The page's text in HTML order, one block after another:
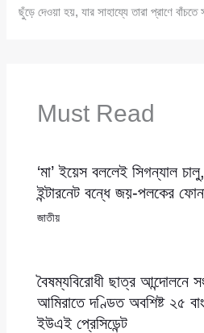
ছুঁড়ে দেওয়া হয়, যার সাহায্যে তারা প্রাণে
Must Read
‘মা’ ইয়েস বললেই সিগন্যাল
ইন্টারনেট বন্ধে জয়-পলকের
জাতীয়
বৈষম্যবিরোধী ছাত্র আন্দোলনে
আমিরাতে দণ্ডিত অবশিষ্ট ২৫
ইউএই প্রেসিডেন্ট